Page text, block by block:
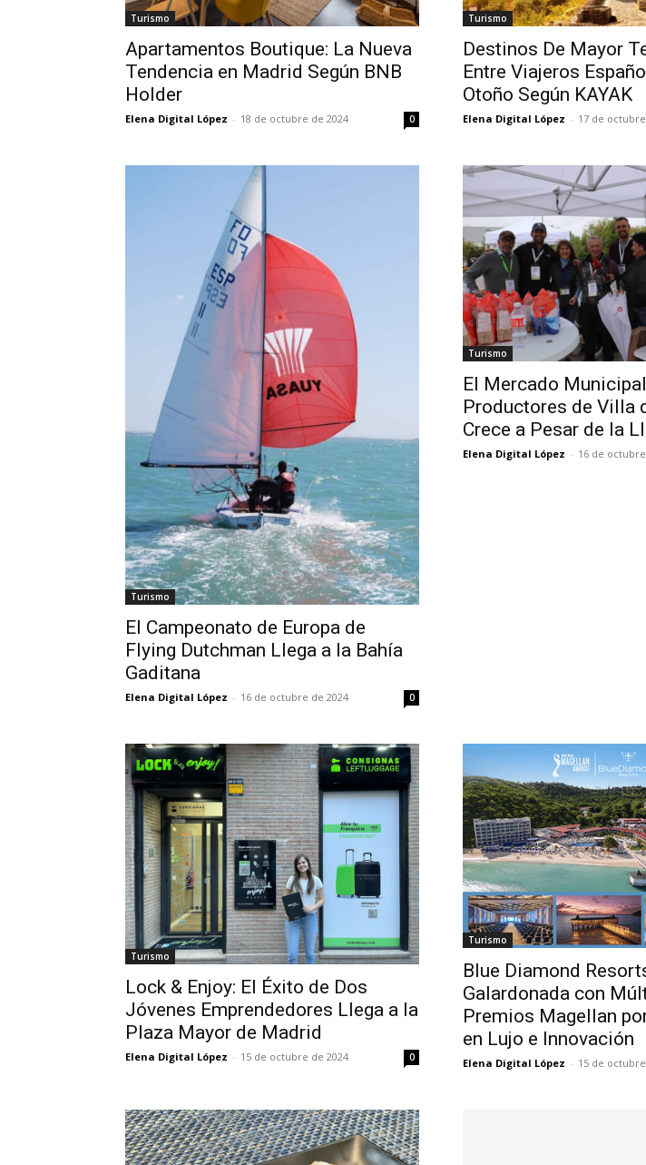
Turismo
Apartamentos Boutique: La Nueva
Tendencia en Madrid Según BNB
Holder
Elena Digital López - 18 de octubre de 2024 0
Turismo
Destinos De Mayor
Entre Viajeros
Otoño Según KAYAK
Elena Digital López - 17 de
Turismo
El Campeonato de Europa de
Flying Dutchman Llega a la Bahía
Gaditana
Elena Digital López - 16 de octubre de 2024 0
Turismo
El Mercado
Productores de Villa
Crece a Pesar de la
Elena Digital López - 16 de
Turismo
Lock & Enjoy: El Éxito de Dos
Jóvenes Emprendedores Llega a la
Plaza Mayor de Madrid
Elena Digital López - 15 de octubre de 2024 0
Turismo
Blue Diamond
Galardonada con
Premios Magellan
en Lujo e Innovación
Elena Digital López - 15 de